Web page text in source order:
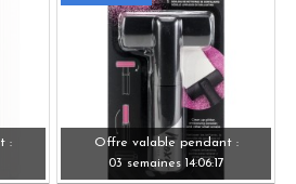
:
Offre valable pendant :
03 semaines 14:06:15